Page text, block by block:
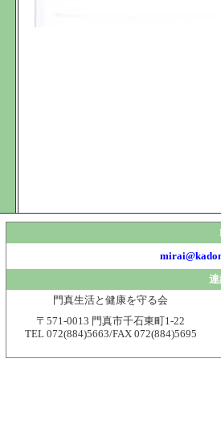
門真生活と健康を守る会
〒571-0013 門真市千石東町1-22
TEL 072(884)5663/FAX 072(884)5695